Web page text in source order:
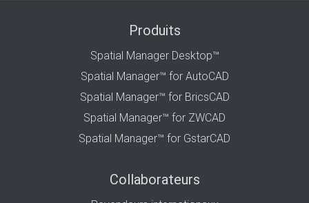
Produits
Spatial Manager Desktop™
Spatial Manager™ for AutoCAD
Spatial Manager™ for BricsCAD
Spatial Manager™ for ZWCAD
Spatial Manager™ for GstarCAD
Collaborateurs